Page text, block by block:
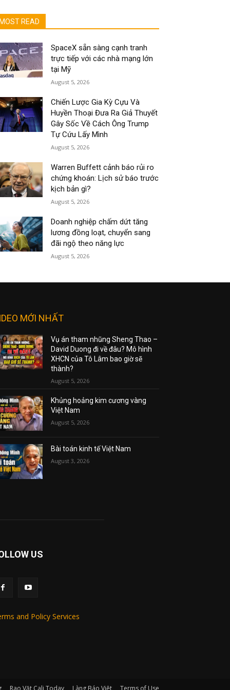
MOST READ
SpaceX sẵn sàng cạnh tranh
trực tiếp với các nhà mạng lớn
tại Mỹ
August 5, 2026
Chiến Lược Gia Kỳ Cựu Và
Huyền Thoại Đưa Ra Giả Thuyết
Gây Sốc Về Cách Ông Trump
Tự Cứu Lấy Mình
August 5, 2026
Warren Buffett cảnh báo rủi ro
chứng khoán: Lịch sử báo trước
kịch bản gì?
August 5, 2026
Doanh nghiệp chấm dứt tăng
lương đồng loạt, chuyển sang
đãi ngộ theo năng lực
August 5, 2026
MỚI NHẤT
Vụ án tham nhũng Sheng Thao –
David Duong đi về đâu? Mô hình
XHCN của Tô Lâm bao giờ sẽ
thành?
August 5, 2026
Khủng hoảng kim cương vàng
Việt Nam
August 5, 2026
Bài toán kinh tế Việt Nam
August 3, 2026
US
and Policy Services
Rao Vặt Cali Today Làng Báo Việt Terms of Use